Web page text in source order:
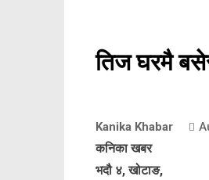
तिज घरमै
Kanika Khabar
कनिका खबर
भदौ ४, खोटाङ,